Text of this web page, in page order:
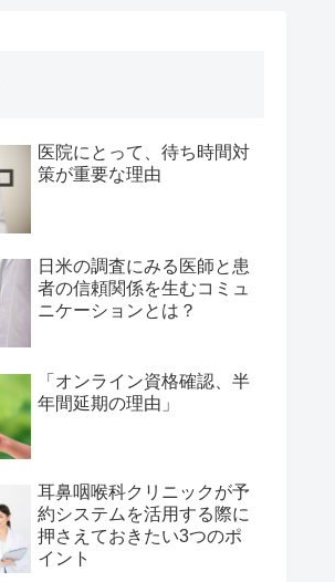
医院にとって、待ち時間対
策が重要な理由
日米の調査にみる医師と患
者の信頼関係を生むコミュ
ニケーションとは？
「オンライン資格確認、半
年間延期の理由」
耳鼻咽喉科クリニックが予
約システムを活用する際に
押さえておきたい3つのポ
イント